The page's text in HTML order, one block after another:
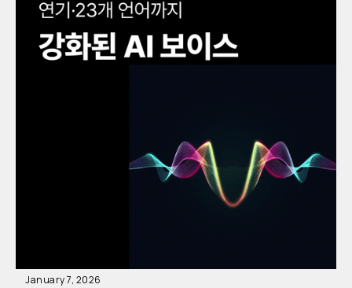
January 7, 2026